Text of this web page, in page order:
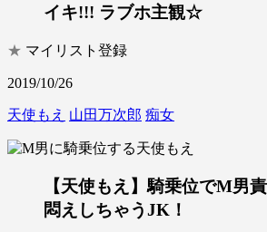
イキ!!! ラブホ主観☆
★ マイリスト登録
2019/10/26
天使もえ 山田万次郎 痴女
【天使もえ】騎乗位でM男
悶えしちゃうJK！